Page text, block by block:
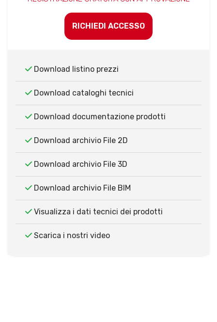
RICHIEDI ACCESSO
Download listino prezzi
Download cataloghi tecnici
Download documentazione prodotti
Download archivio File 2D
Download archivio File 3D
Download archivio File BIM
Visualizza i dati tecnici dei prodotti
Scarica i nostri video